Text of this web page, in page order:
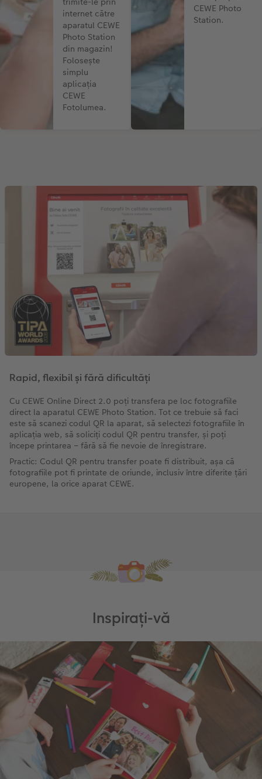
internet către
aparatul CEWE
Photo Station
din magazin!
Folosește
simplu
aplicația
CEWE
Fotolumea.
CEWE Photo
Station.
Rapid, flexibil și fără dificultăți
Cu CEWE Online Direct 2.0 poți transfera pe loc fotografiile
direct la aparatul CEWE Photo Station. Tot ce trebuie să faci
este să scanezi codul QR la aparat, să selectezi fotografiile în
aplicația web, să soliciți codul QR pentru transfer, și poți
începe printarea – fără să fie nevoie de înregistrare.
Practic: Codul QR pentru transfer poate fi distribuit, așa că
fotografiile pot fi printate de oriunde, inclusiv între diferite țări
europene, la orice aparat CEWE.
Inspirați-vă